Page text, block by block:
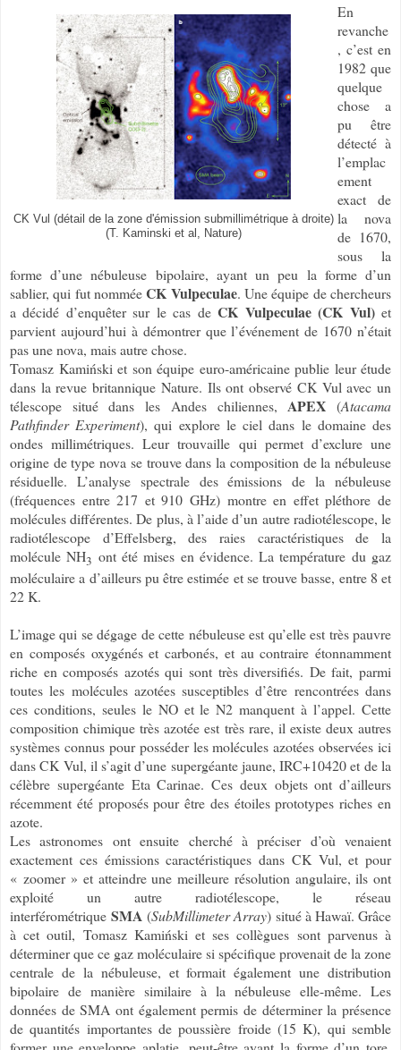
CK Vul (détail de la zone d'émission submillimétrique à droite)
(T. Kaminski et al, Nature)
En
revanche
, c’est en
1982 que
quelque
chose a
pu être
détecté à
l’emplac
ement
exact de
la nova
de 1670,
sous la
forme d’une nébuleuse bipolaire, ayant un peu la forme d’un
sablier, qui fut nomméeCK Vulpeculae. Une équipe de chercheurs
a décidé d’enquêter sur le cas deCK Vulpeculae (CK Vul)et
parvient aujourd’hui à démontrer que l’événement de 1670 n’était
pas une nova, mais autre chose.
Tomasz Kamiński et son équipe euro-américaine publie leur étude
dans la revue britannique Nature. Ils ont observé CK Vul avec un
télescope situé dans les Andes chiliennes, APEX (Atacama
Pathfinder Experiment), qui explore le ciel dans le domaine des
ondes millimétriques. Leur trouvaille qui permet d’exclure une
origine de type nova se trouve dans la composition de la nébuleuse
résiduelle. L’analyse spectrale des émissions de la nébuleuse
(fréquences entre 217 et 910 GHz) montre en effet pléthore de
molécules différentes. De plus, à l’aide d’un autre radiotélescope, le
radiotélescope d’Effelsberg, des raies caractéristiques de la
molécule NH3 ont été mises en évidence. La température du gaz
moléculaire a d’ailleurs pu être estimée et se trouve basse, entre 8 et
22 K.
L’image qui se dégage de cette nébuleuse est qu’elle est très pauvre
en composés oxygénés et carbonés, et au contraire étonnamment
riche en composés azotés qui sont très diversifiés. De fait, parmi
toutes les molécules azotées susceptibles d’être rencontrées dans
ces conditions, seules le NO et le N2 manquent à l’appel. Cette
composition chimique très azotée est très rare, il existe deux autres
systèmes connus pour posséder les molécules azotées observées ici
dans CK Vul, il s’agit d’une supergéante jaune, IRC+10420 et de la
célèbre supergéante Eta Carinae. Ces deux objets ont d’ailleurs
récemment été proposés pour être des étoiles prototypes riches en
azote.
Les astronomes ont ensuite cherché à préciser d’où venaient
exactement ces émissions caractéristiques dans CK Vul, et pour
« zoomer » et atteindre une meilleure résolution angulaire, ils ont
exploité un autre radiotélescope, le réseau
interférométriqueSMA (SubMillimeter Array) situé à Hawaï. Grâce
à cet outil, Tomasz Kamiński et ses collègues sont parvenus à
déterminer que ce gaz moléculaire si spécifique provenait de la zone
centrale de la nébuleuse, et formait également une distribution
bipolaire de manière similaire à la nébuleuse elle-même. Les
données de SMA ont également permis de déterminer la présence
de quantités importantes de poussière froide (15 K), qui semble